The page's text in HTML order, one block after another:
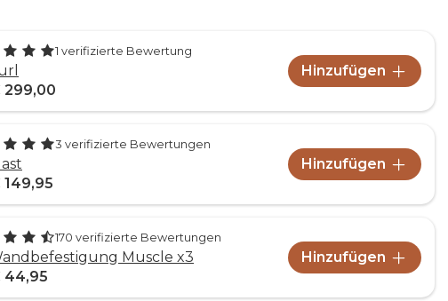
1 verifizierte Bewertung
299,00
Hinzufügen
3 verifizierte Bewertungen
Hinzufügen
170 verifizierte Bewertungen
Muscle x3
44,95
Hinzufügen